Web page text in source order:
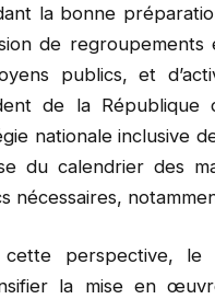
la bonne
de
publics, et
de la
nationale inclusive
du calendrier des
nécessaires,
cette perspective, le
la mise en